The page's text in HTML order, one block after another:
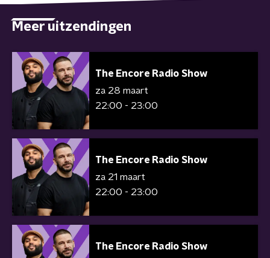
Meer uitzendingen
The Encore Radio Show
za 28 maart
22:00 - 23:00
The Encore Radio Show
za 21 maart
22:00 - 23:00
The Encore Radio Show